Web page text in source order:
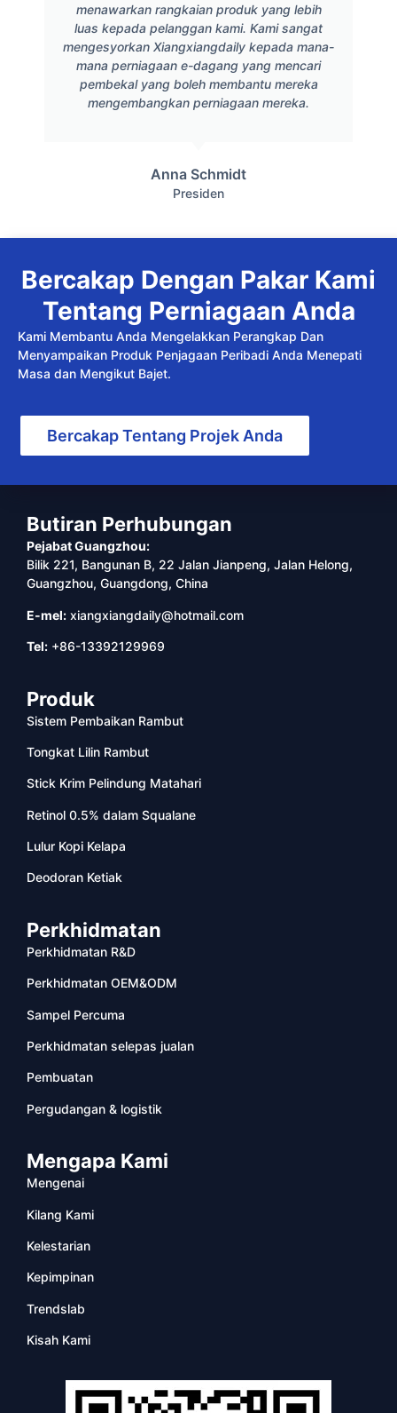
menawarkan rangkaian produk yang lebih
luas kepada pelanggan kami. Kami sangat
mengesyorkan Xiangxiangdaily kepada mana-
mana perniagaan e-dagang yang mencari
pembekal yang boleh membantu mereka
mengembangkan perniagaan mereka.
Anna Schmidt
Presiden
Bercakap Dengan Pakar Kami
Tentang Perniagaan Anda
Kami Membantu Anda Mengelakkan Perangkap Dan
Menyampaikan Produk Penjagaan Peribadi Anda Menepati
Masa dan Mengikut Bajet.
Bercakap Tentang Projek Anda
Butiran Perhubungan
Pejabat Guangzhou:
Bilik 221, Bangunan B, 22 Jalan Jianpeng, Jalan Helong,
Guangzhou, Guangdong, China
E-mel: xiangxiangdaily@hotmail.com
Tel: +86-13392129969
Produk
Sistem Pembaikan Rambut
Tongkat Lilin Rambut
Stick Krim Pelindung Matahari
Retinol 0.5% dalam Squalane
Lulur Kopi Kelapa
Deodoran Ketiak
Perkhidmatan
Perkhidmatan R&D
Perkhidmatan OEM&ODM
Sampel Percuma
Perkhidmatan selepas jualan
Pembuatan
Pergudangan & logistik
Mengapa Kami
Mengenai
Kilang Kami
Kelestarian
Kepimpinan
Trendslab
Kisah Kami